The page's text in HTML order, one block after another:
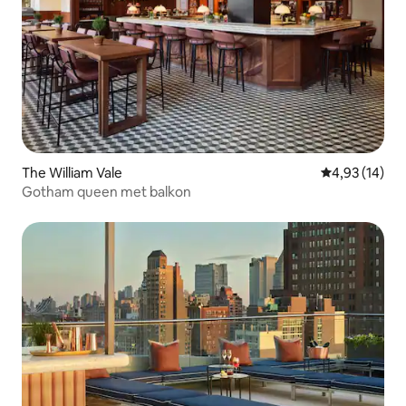
The William Vale Gemiddelde
4,93 (14)
Gotham queen met balkon